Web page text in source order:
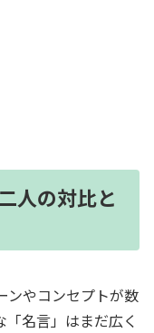
人の対比と
ンやコンセプトが数
名言」はまだ広く